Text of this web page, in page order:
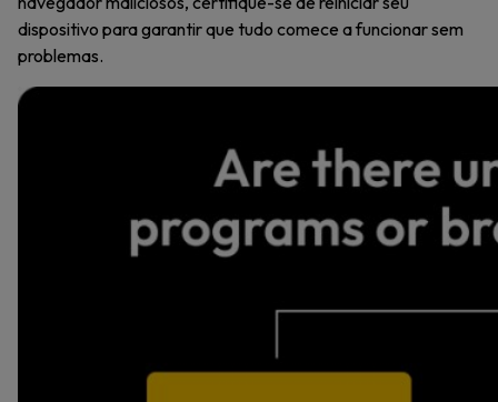
dispositivo para garantir que tudo comece a funcionar sem
problemas.